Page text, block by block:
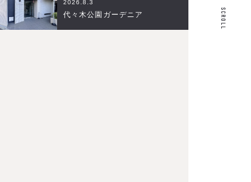
2026.8.3
代々木公園ガーデニア SCROLL